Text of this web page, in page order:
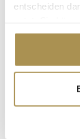
entscheiden
Cookie-
Trigger
erfassen,